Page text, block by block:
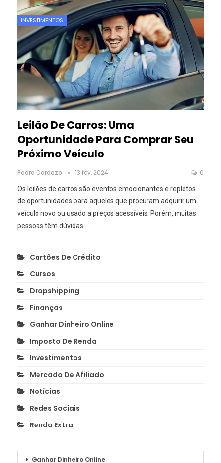
INVESTIMENTOS
Leilão De Carros: Uma
Oportunidade Para Comprar Seu
Próximo Veículo
Pedro Cardozo 13 fev, 2024 0
Os leilões de carros são eventos emocionantes e repletos
de oportunidades para aqueles que procuram adquirir um
veículo novo ou usado a preços acessíveis. Porém, muitas
pessoas têm dúvidas
Cartões De Crédito
Cursos
Dropshipping
Finanças
Ganhar Dinheiro Online
Imposto De Renda
Investimentos
Mercado De Afiliado
Notícias
Redes Sociais
Renda Extra
Ganhar Dinheiro Online